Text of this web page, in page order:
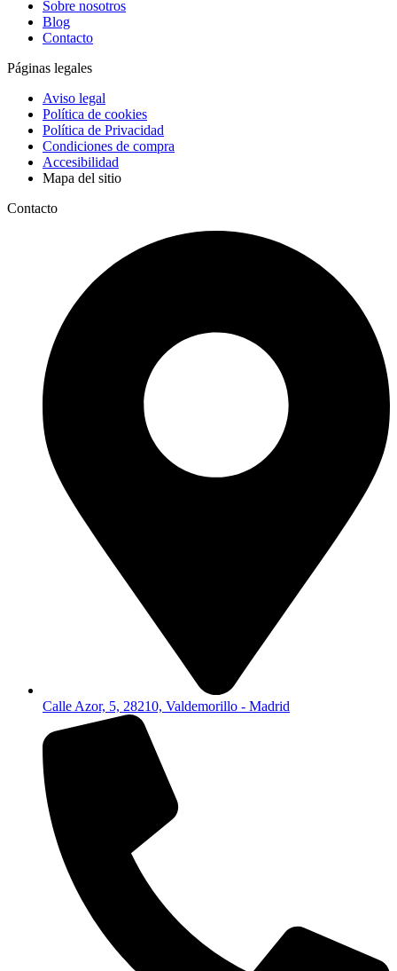
Sobre nosotros
Blog
Contacto
Páginas legales
Aviso legal
Política de cookies
Política de Privacidad
Condiciones de compra
Accesibilidad
Mapa del sitio
Contacto
Calle Azor, 5, 28210, Valdemorillo - Madrid